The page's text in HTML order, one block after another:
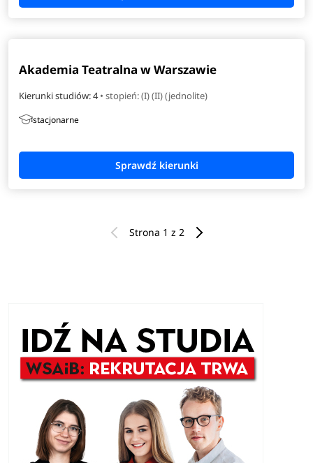
Akademia Teatralna w Warszawie
Kierunki studiów: 4• stopień: (I) (II) (jednolite)
stacjonarne
Strona 1 z 2